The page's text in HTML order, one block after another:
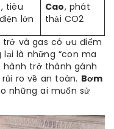
, tiêu
lớn
Cao, phát
thải CO2
và gas có ưu điểm
là những “con ma
hành trở thành gánh
ro về an toàn. Bơm
những ai muốn sử